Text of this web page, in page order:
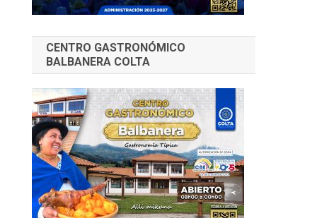
CENTRO GASTRONÓMICO
BALBANERA COLTA